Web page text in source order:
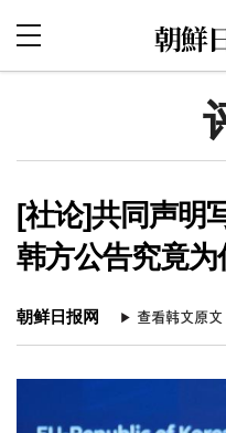
[社论]共同声明
韩方公告究竟为
朝鲜日报网